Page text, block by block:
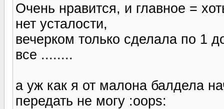
Очень нравится, и главное =
нет усталости,
вечерком только сделала по 1
все ........
а уж как я от малона балдела
передать не могу :oops: